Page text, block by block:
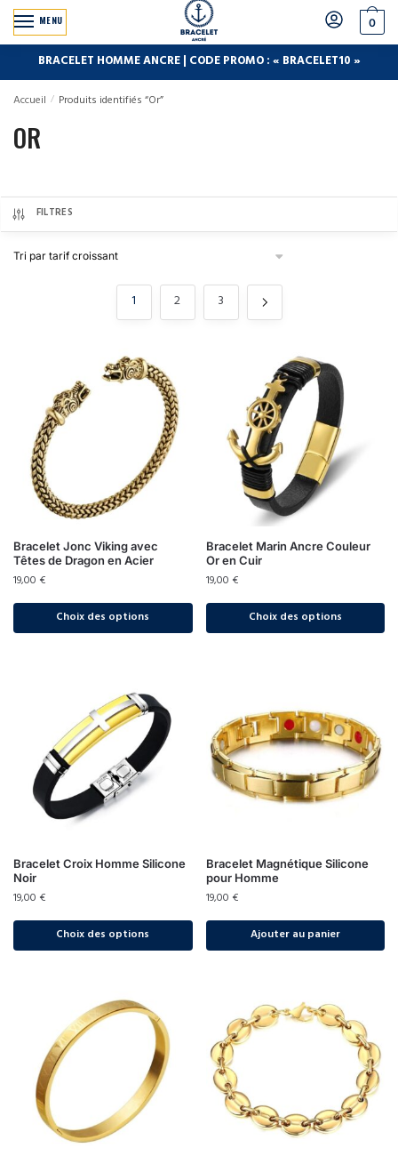
MENU 0
BRACELET HOMME ANCRE | CODE PROMO : « BRACELET10 »
Accueil / Produits identifiés “Or”
OR
FILTRES
1 2 3
Bracelet Jonc Viking avec
Têtes de Dragon en Acier
19,00 €
Choix des options
Bracelet Marin Ancre Couleur
Or en Cuir
19,00 €
Choix des options
Bracelet Croix Homme Silicone
Noir
19,00 €
Choix des options
Bracelet Magnétique Silicone
pour Homme
19,00 €
Ajouter au panier